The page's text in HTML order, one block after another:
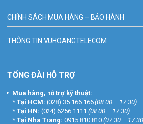
CHÍNH SÁCH MUA HÀNG – BẢO HÀNH
THÔNG TIN VUHOANGTELECOM
TỔNG ĐÀI HỖ TRỢ
Mua hàng, hỗ trợ kỹ thuật:
* Tại HCM: (028) 35 166 166 (08:00 – 17:30)
* Tại HN: (024) 6256 1111 (08:00 – 17:30)
* Tại Nha Trang: 0915 810 810 (07:30 –